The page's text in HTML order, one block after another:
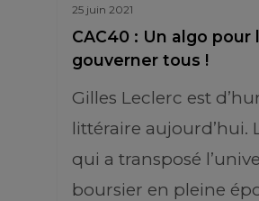
25 juin 2021
CAC40 : Un algo pour
gouverner tous !
Gilles Leclerc est
littéraire aujourd’hui.
qui a transposé
boursier en pleine